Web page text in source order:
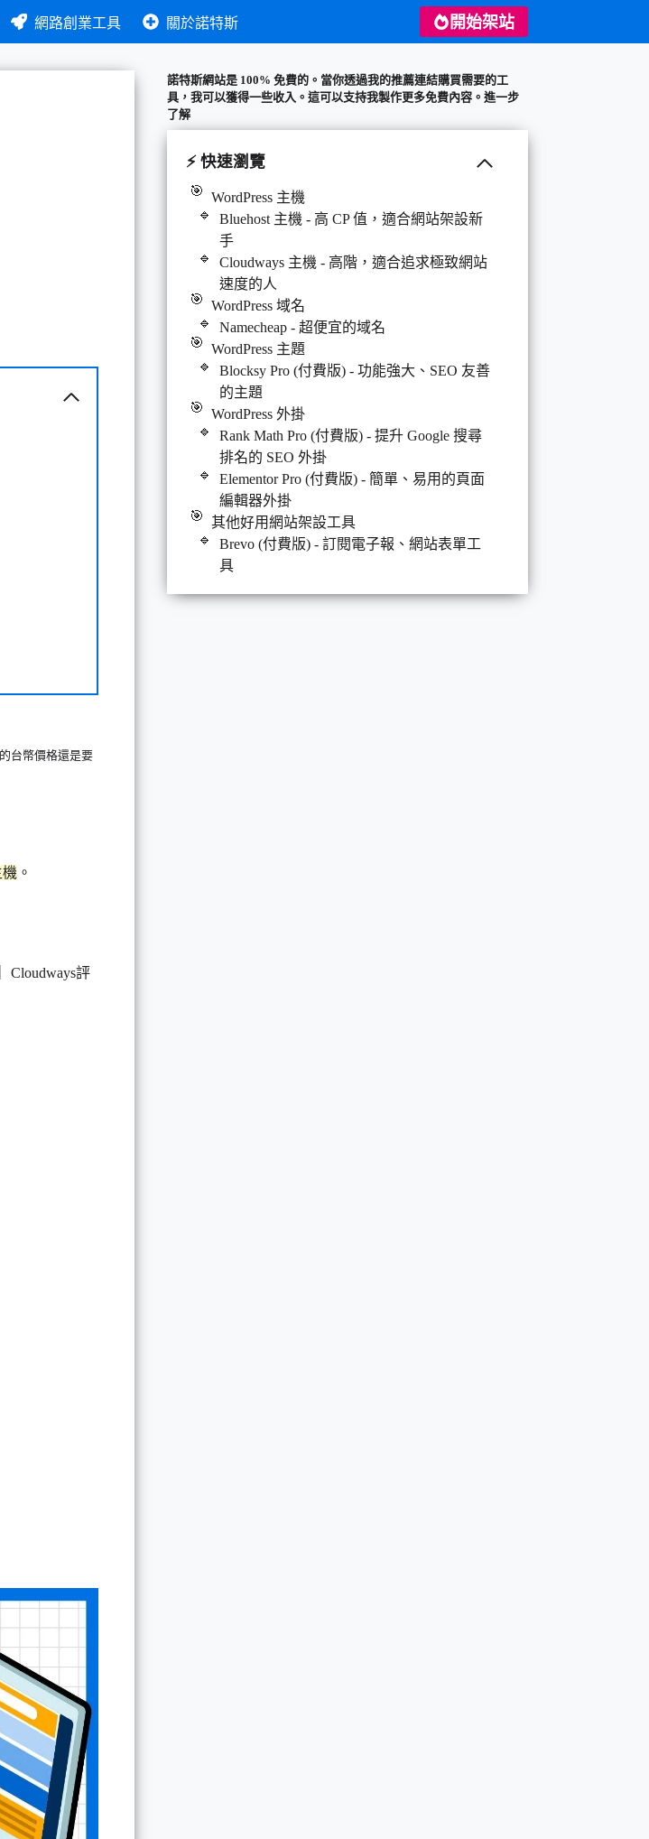
網路創業工具 關於諾特斯 開始架站
台幣價格還是要
機 。
諾特斯網站是 100% 免費的。當你透過我的推薦連結購買需要的工
具，我可以獲得一些收入。這可以支持我製作更多免費內容。進一步
了解
⚡ 快速瀏覽
WordPress 主機
Bluehost 主機 - 高 CP 值，適合網站架設新
手
Cloudways 主機 - 高階，適合追求極致網站
速度的人
WordPress 域名
Namecheap - 超便宜的域名
WordPress 主題
Blocksy Pro (付費版) - 功能強大、SEO 友善
的主題
WordPress 外掛
Rank Math Pro (付費版) - 提升 Google 搜尋
排名的 SEO 外掛
Elementor Pro (付費版) - 簡單、易用的頁面
編輯器外掛
其他好用網站架設工具
Brevo (付費版) - 訂閱電子報、網站表單工
具